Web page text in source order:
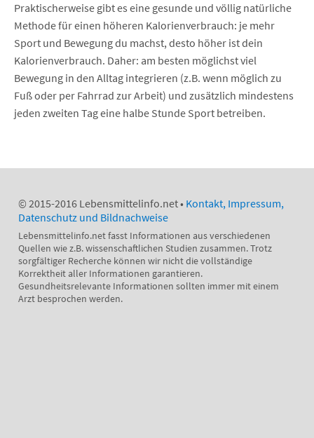
Praktischerweise gibt es eine gesunde und völlig natürliche
Methode für einen höheren Kalorienverbrauch: je mehr
Sport und Bewegung du machst, desto höher ist dein
Kalorienverbrauch. Daher: am besten möglichst viel
Bewegung in den Alltag integrieren (z.B. wenn möglich zu
Fuß oder per Fahrrad zur Arbeit) und zusätzlich mindestens
jeden zweiten Tag eine halbe Stunde Sport betreiben.
© 2015-2016 Lebensmittelinfo.net • Kontakt, Impressum,
Datenschutz und Bildnachweise
Lebensmittelinfo.net fasst Informationen aus verschiedenen
Quellen wie z.B. wissenschaftlichen Studien zusammen. Trotz
sorgfältiger Recherche können wir nicht die vollständige
Korrektheit aller Informationen garantieren.
Gesundheitsrelevante Informationen sollten immer mit einem
Arzt besprochen werden.